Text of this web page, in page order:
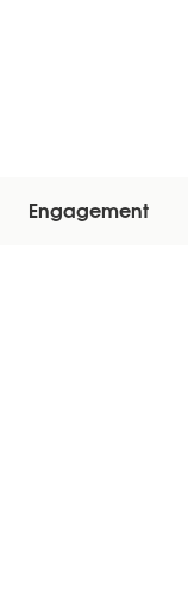
Engagement